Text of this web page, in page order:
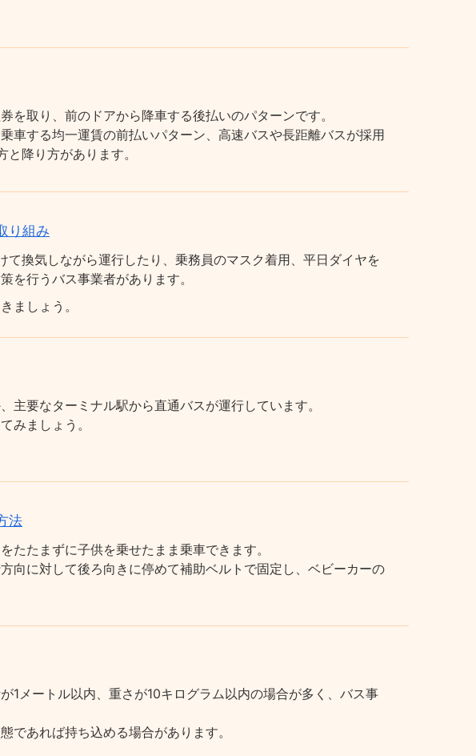
取り、前のドアから降車する後払いのパターンです。
車する均一運賃の前払いパターン、高速バスや長距離バスが採用
降り方があります。
り組み
換気しながら運行したり、乗務員のマスク着用、平日ダイヤを
を行うバス事業者があります。
ましょう。
要なターミナル駅から直通バスが運行しています。
みましょう。
法
たたまずに子供を乗せたまま乗車できます。
向に対して後ろ向きに停めて補助ベルトで固定し、ベビーカーの
1メートル以内、重さが10キログラム以内の場合が多く、バス事
であれば持ち込める場合があります。